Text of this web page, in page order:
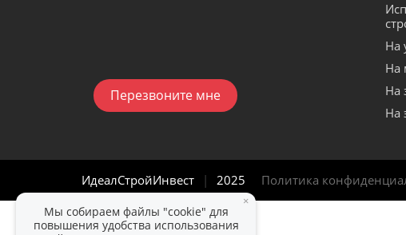
Перезвоните мне
На
На
На
На
ИдеалСтройИнвест | 2025 Политика
×
Мы собираем файлы "cookie" для
повышения удобства использования